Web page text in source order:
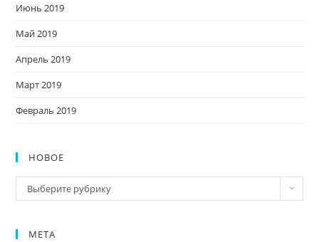
Июнь 2019
Май 2019
Апрель 2019
Март 2019
Февраль 2019
НОВОЕ
Новое
Выберите рубрику
МЕТА